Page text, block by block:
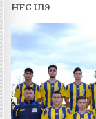
HFC U19